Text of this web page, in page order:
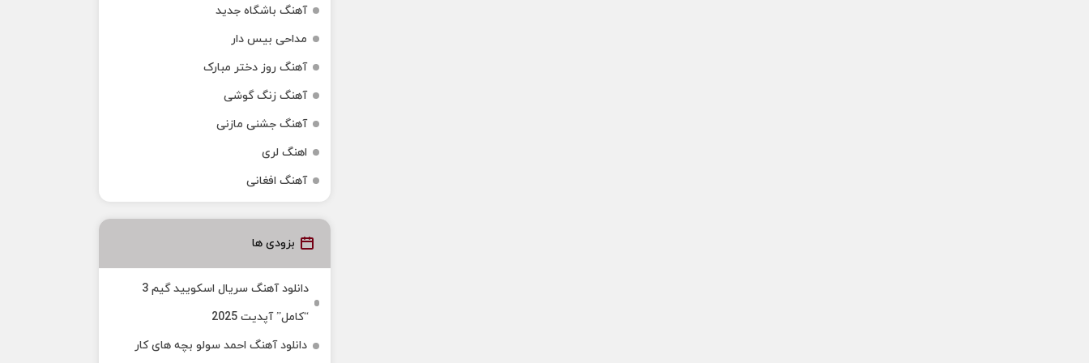
آهنگ باشگاه جدید
مداحی بیس دار
آهنگ روز دختر مبارک
آهنگ زنگ گوشی
آهنگ جشنی مازنی
اهنگ لری
آهنگ افغانی
بزودی ها
دانلود آهنگ سریال اسکویید گیم 3
“کامل” آپدیت 2025
دانلود آهنگ احمد سولو بچه های کار